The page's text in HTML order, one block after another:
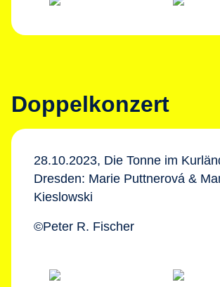
Doppelkonzert
28.10.2023, Die Tonne im
Dresden: Marie Puttnerová &
Kieslowski
©Peter R. Fischer